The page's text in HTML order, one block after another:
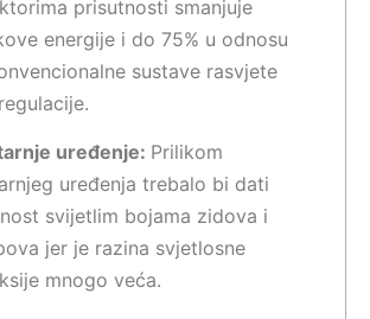
prisutnosti smanjuje
energije i do 75% u odnosu
sustave rasvjete
uređenje: Prilikom
uređenja trebalo bi dati
svijetlim bojama zidova i
jer je razina svjetlosne
mnogo veća.